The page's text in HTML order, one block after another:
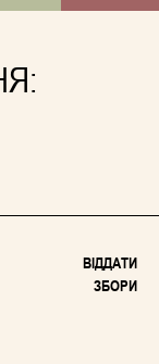
ВІДДАТИ
ЗБОРИ